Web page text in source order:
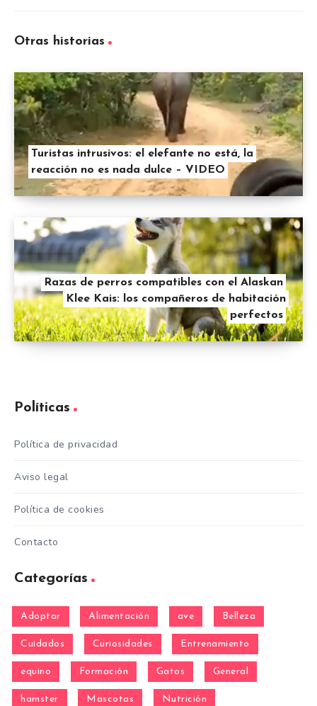
Otras historias
Turistas intrusivos: el elefante no está, la
reacción no es nada dulce – VIDEO
Razas de perros compatibles con el Alaskan
Klee Kais: los compañeros de habitación
perfectos
Políticas
Política de privacidad
Aviso legal
Política de cookies
Contacto
Categorías
Adoptar Alimentación ave Belleza
Cuidados Curiosidades Entrenamiento
equino Formación Gatos General
hamster Mascotas Nutrición